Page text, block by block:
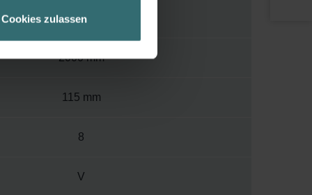
über einen Link in der
Cookies zulassen
592 mm
2000 mm
115 mm
8
V